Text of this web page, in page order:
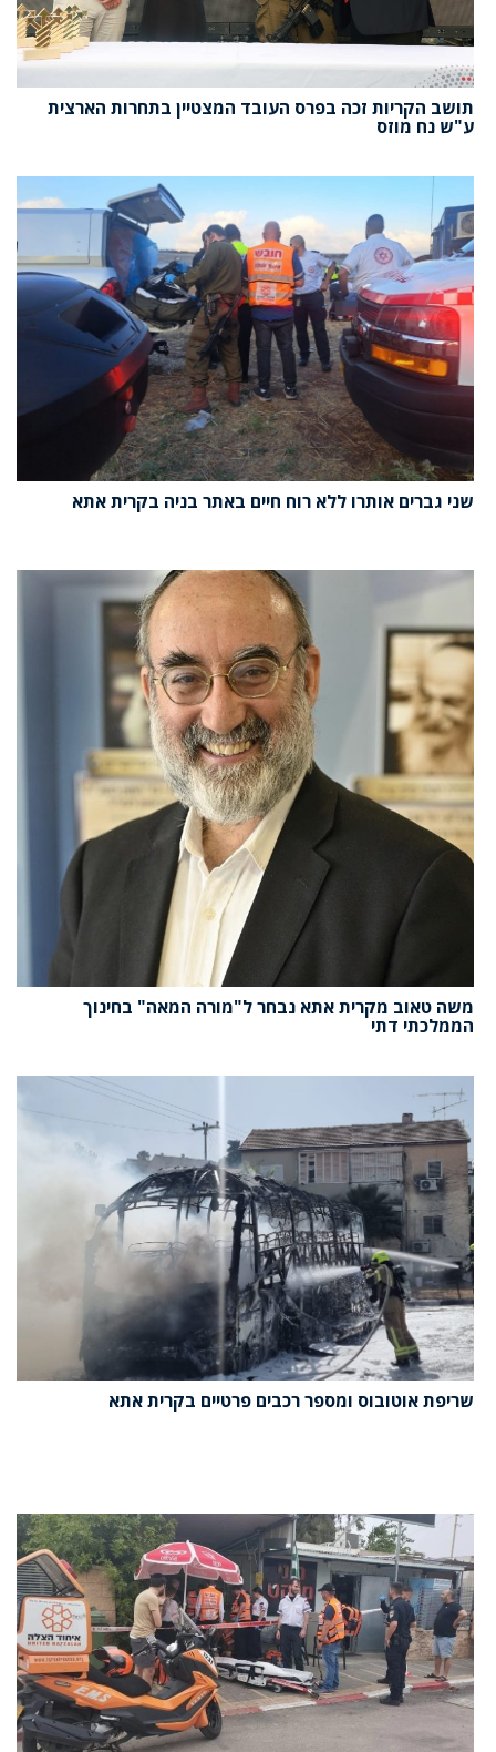
תושב הקריות זכה בפרס העובד המצטיין בתחרות הארצית
ע"ש נח מוזס
שני גברים אותרו ללא רוח חיים באתר בניה בקרית אתא
משה טאוב מקרית אתא נבחר ל"מורה המאה" בחינוך
הממלכתי דתי
שריפת אוטובוס ומספר רכבים פרטיים בקרית אתא